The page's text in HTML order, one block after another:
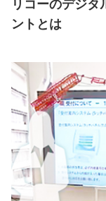
リコーのデジタ
ントとは